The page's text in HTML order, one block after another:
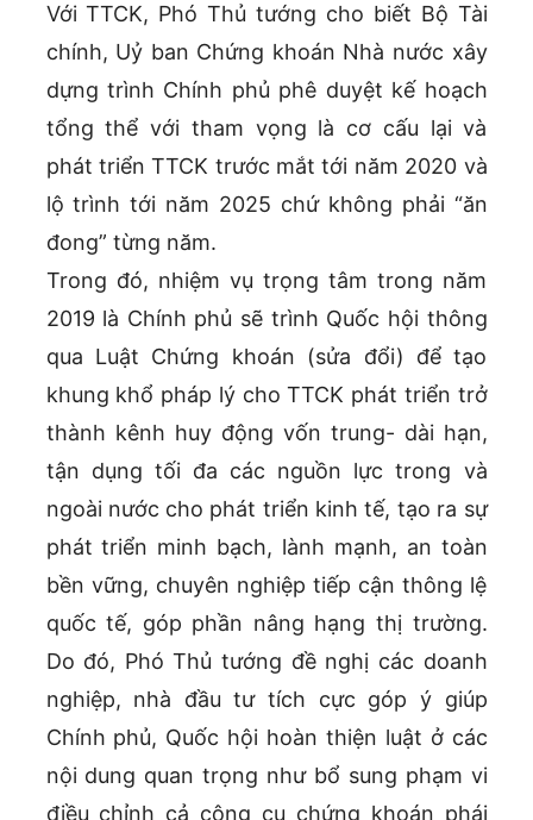
Với TTCK, Phó Thủ tướng cho biết Bộ Tài
chính, Uỷ ban Chứng khoán Nhà nước xây
dựng trình Chính phủ phê duyệt kế hoạch
tổng thể với tham vọng là cơ cấu lại và
phát triển TTCK trước mắt tới năm 2020 và
lộ trình tới năm 2025 chứ không phải “ăn
đong” từng năm.
Trong đó, nhiệm vụ trọng tâm trong năm
2019 là Chính phủ sẽ trình Quốc hội thông
qua Luật Chứng khoán (sửa đổi) để tạo
khung khổ pháp lý cho TTCK phát triển trở
thành kênh huy động vốn trung- dài hạn,
tận dụng tối đa các nguồn lực trong và
ngoài nước cho phát triển kinh tế, tạo ra sự
phát triển minh bạch, lành mạnh, an toàn
bền vững, chuyên nghiệp tiếp cận thông lệ
quốc tế, góp phần nâng hạng thị trường.
Do đó, Phó Thủ tướng đề nghị các doanh
nghiệp, nhà đầu tư tích cực góp ý giúp
Chính phủ, Quốc hội hoàn thiện luật ở các
nội dung quan trọng như bổ sung phạm vi
điều chỉnh cả công cụ chứng khoán phái